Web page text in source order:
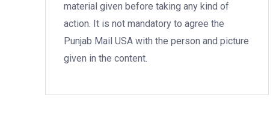
material given before taking any kind of
action. It is not mandatory to agree the
Punjab Mail USA with the person and picture
given in the content.